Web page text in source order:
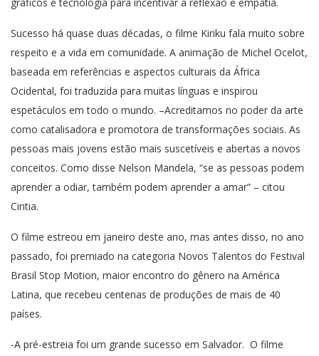
Sucesso há quase duas décadas, o filme Kiriku fala muito sobre
respeito e a vida em comunidade. A animação de Michel Ocelot,
baseada em referências e aspectos culturais da África
Ocidental, foi traduzida para muitas línguas e inspirou
espetáculos em todo o mundo. –Acreditamos no poder da arte
como catalisadora e promotora de transformações sociais. As
pessoas mais jovens estão mais suscetíveis e abertas a novos
conceitos. Como disse Nelson Mandela, “se as pessoas podem
aprender a odiar, também podem aprender a amar” – citou
Cintia.
O filme estreou em janeiro deste ano, mas antes disso, no ano
passado, foi premiado na categoria Novos Talentos do Festival
Brasil Stop Motion, maior encontro do gênero na América
Latina, que recebeu centenas de produções de mais de 40
países.
-A pré-estreia foi um grande sucesso em Salvador. O filme